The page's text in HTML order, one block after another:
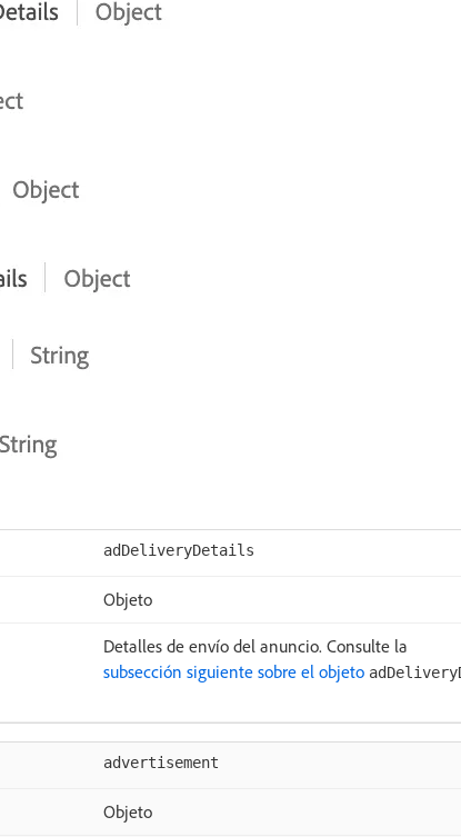
adDeliveryDetails
Objeto
Detalles de envío del anuncio. Consulte la
subsección siguiente sobre el objeto
advertisement
Objeto